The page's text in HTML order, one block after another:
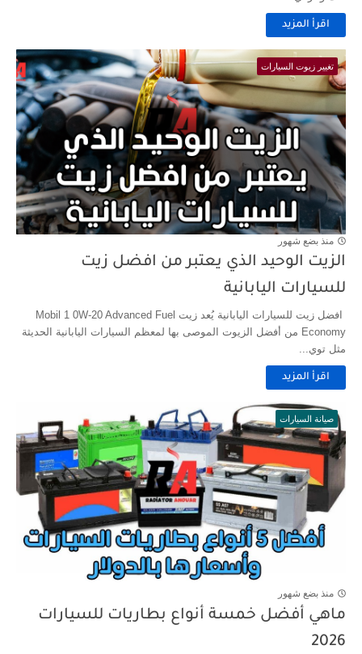
اقرأ المزيد
تغيير زيوت السيارات
منذ بضع شهور
الزيت الوحيد الذي يعتبر من افضل زيت
للسيارات اليابانية
افضل زيت للسيارات اليابانية يُعد زيت Mobil 1 0W-20 Advanced Fuel
Economy من أفضل الزيوت الموصى بها لمعظم السيارات اليابانية الحديثة
مثل توي...
اقرأ المزيد
صيانة السيارات
منذ بضع شهور
ماهي أفضل خمسة أنواع بطاريات للسيارات
2026